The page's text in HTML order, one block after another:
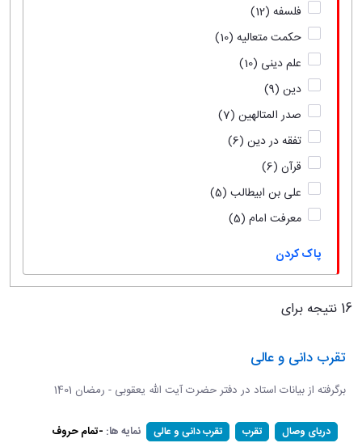
فلسفه (12)
حکمت متعالیه (10)
علم دینی (10)
دین (9)
صدر المتالهین (7)
تفقه در دین (6)
قرآن (6)
علی بن ابیطالب (5)
معرفت امام (5)
پاک کردن
16 نتیجه برای
تقرب دانی و عالی
برگرفته از بیانات استاد در دفتر حضرت آیت الله یعقوبی - رمضان 1401
دریای وصال تقرب تقرب دانی و عالی نمایه ها: -تمام حروف